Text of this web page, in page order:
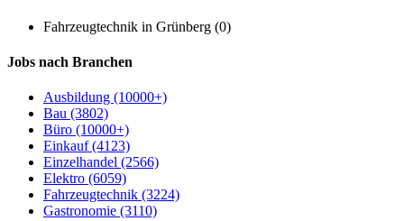
Fahrzeugtechnik in Grünberg (0)
Jobs nach Branchen
Ausbildung (10000+)
Bau (3802)
Büro (10000+)
Einkauf (4123)
Einzelhandel (2566)
Elektro (6059)
Fahrzeugtechnik (3224)
Gastronomie (3110)